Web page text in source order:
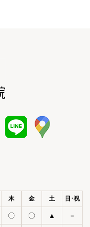
木 金 土 日･祝
〇 〇 ▲ －